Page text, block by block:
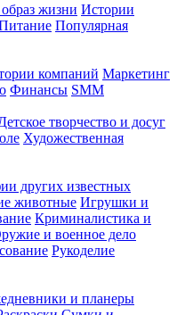
жизни Истории
Популярная
компаний Маркетинг
Финансы SMM
творчество и досуг
Художественная
других известных
животные Игрушки и
Криминалистика и
и военное дело
Рукоделие
и планеры